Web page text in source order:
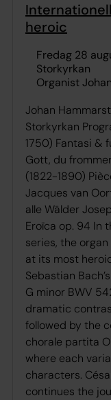
heroic
fredag 28
Storkyrkan
Organist
Johan
Storkyrkan
1750) Fantasi &
Gott, du
(1822-1890)
Jacques van
alle Wälder
Eroïca op. 94 In
series, the
at its most
Sebastian
G minor BWV
dramatic
followed by the
chorale partita
where each
characters.
continues the